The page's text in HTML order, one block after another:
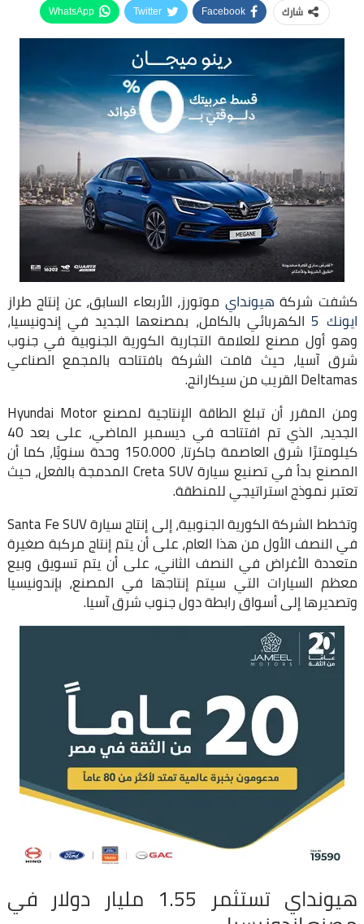
شارك Facebook
Twitter
WhatsApp
كشفت شركة هيونداي موتورز، الأربعاء السابق، عن إنتاج طراز
ايونك 5 الكهربائي بالكامل، بمصنعها الجديد في إندونيسيا،
وهو أول مصنع للعلامة التجارية الكورية الجنوبية في جنوب
شرق آسيا، حيث قامت الشركة بافتتاحه بالمجمع الصناعي
Deltamas القريب من سيكارانج.
ومن المقرر أن تبلغ الطاقة الإنتاجية لمصنع Hyundai Motor
الجديد، الذي تم افتتاحه في ديسمبر الماضي، على بعد 40
كيلومترًا شرق العاصمة جاكرتا، 150.000 وحدة سنويًا، كما أن
المصنع بدأ في تصنيع سيارة Creta SUV المدمجة بالفعل، حيث
تعتبر نموذج استراتيجي للمنطقة.
وتخطط الشركة الكورية الجنوبية، إلى إنتاج سيارة Santa Fe SUV
في النصف الأول من هذا العام، على أن يتم إنتاج مركبة صغيرة
متعددة الأغراض في النصف الثاني، على أن يتم تسويق وبيع
معظم السيارات التي سيتم إنتاجها في المصنع، بإندونيسيا
وتصديرها إلى أسواق رابطة دول جنوب شرق آسيا.
هيونداي تستثمر 1.55 مليار دولار في